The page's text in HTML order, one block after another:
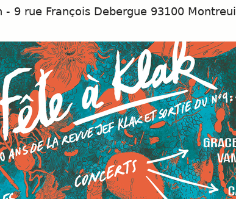
- 9 rue François Debergue 93100 Montreuil